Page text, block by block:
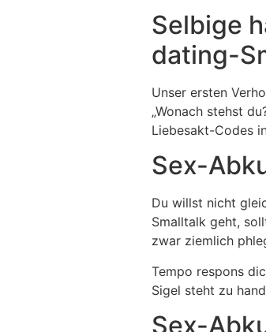
Selbige
dating-
Unser ersten
„Wonach stehst
Liebesakt-Codes
Sex-
Du willst nicht
Smalltalk geht,
zwar ziemlich
Tempo respons
Sigel steht zu
Sex-